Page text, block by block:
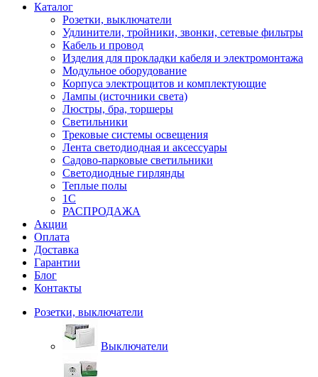
Каталог
Розетки, выключатели
Удлинители, тройники, звонки, сетевые фильтры
Кабель и провод
Изделия для прокладки кабеля и электромонтажа
Модульное оборудование
Корпуса электрощитов и комплектующие
Лампы (источники света)
Люстры, бра, торшеры
Светильники
Трековые системы освещения
Лента светодиодная и аксессуары
Садово-парковые светильники
Светодиодные гирлянды
Теплые полы
1С
РАСПРОДАЖА
Акции
Оплата
Доставка
Гарантии
Блог
Контакты
Розетки, выключатели
Выключатели